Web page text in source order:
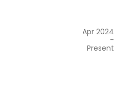
Apr 2024
-
Present